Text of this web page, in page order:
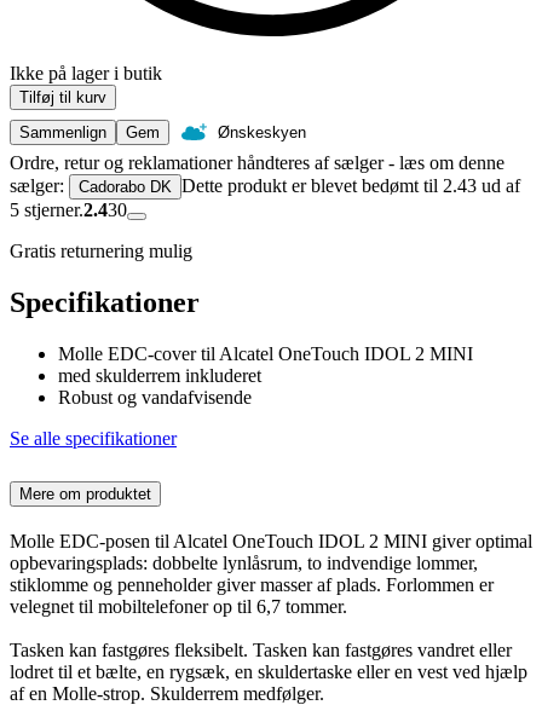
Ikke på lager i butik
Tilføj til kurv
Sammenlign
Gem Ønskeskyen
Ordre, retur og reklamationer håndteres af sælger - læs om denne
sælger:
Cadorabo DK Dette produkt er blevet bedømt til 2.43 ud af
5 stjerner.2.430
Gratis returnering mulig
Specifikationer
Molle EDC-cover til Alcatel OneTouch IDOL 2 MINI
med skulderrem inkluderet
Robust og vandafvisende
Se alle specifikationer
Mere om produktet
Molle EDC-posen til Alcatel OneTouch IDOL 2 MINI giver optimal
opbevaringsplads: dobbelte lynlåsrum, to indvendige lommer,
stiklomme og penneholder giver masser af plads. Forlommen er
velegnet til mobiltelefoner op til 6,7 tommer.
Tasken kan fastgøres fleksibelt. Tasken kan fastgøres vandret eller
lodret til et bælte, en rygsæk, en skuldertaske eller en vest ved hjælp
af en Molle-strop. Skulderrem medfølger.